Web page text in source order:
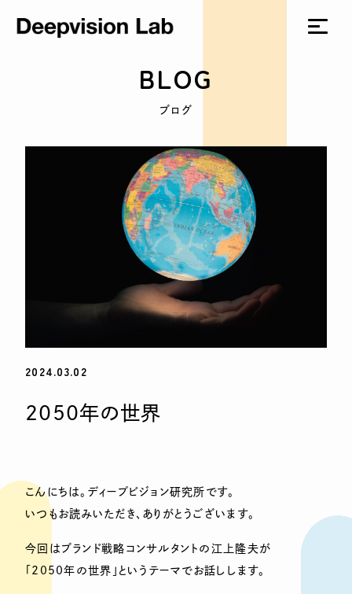
BLOG
ブログ
2024.03.02
2050年の世界
こんにちは。ディープビジョン研究所です。
いつもお読みいただき、ありがとうございます。
今回はブランド戦略コンサルタントの江上隆夫が
「2050年の世界」というテーマでお話しします。